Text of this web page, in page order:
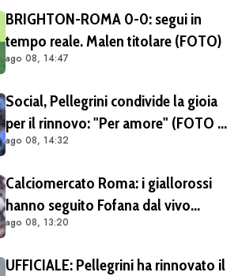
BRIGHTON-ROMA 0-0: segui in
tempo reale. Malen titolare (FOTO)
ago 08, 14:47
Social, Pellegrini condivide la gioia
per il rinnovo: "Per amore" (FOTO e
VIDEO)
ago 08, 14:32
Calciomercato Roma: i giallorossi
hanno seguito Fofana dal vivo
almeno in due occasioni. Costa
ago 08, 13:20
UFFICIALE: Pellegrini ha rinnovato il